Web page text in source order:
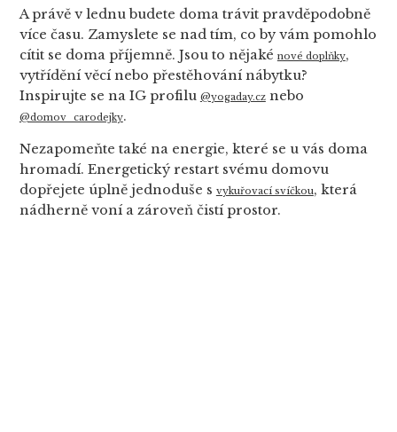
A právě v lednu budete doma trávit pravděpodobně
více času. Zamyslete se nad tím, co by vám pomohlo
cítit se doma příjemně. Jsou to nějaké nové doplňky,
vytřídění věcí nebo přestěhování nábytku?
Inspirujte se na IG profilu @yogaday.cznebo
@domov_carodejky.
Nezapomeňte také na energie, které se u vás doma
hromadí. Energetický restart svému domovu
dopřejete úplně jednoduše s vykuřovací svíčkou, která
nádherně voní a zároveň čistí prostor.